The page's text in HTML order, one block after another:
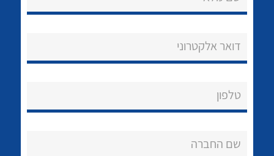
לכל מוצרי היצרן
דואר אלקטרוני
טלפון
שם החברה